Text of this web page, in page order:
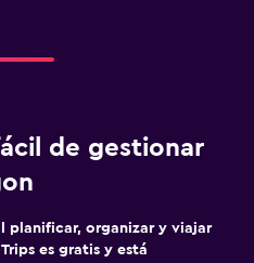
de gestionar
planificar, organizar y viajar
es gratis y está